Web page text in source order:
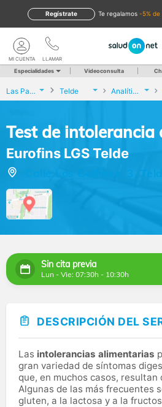
te regalamos -5% de
Regístrate
LLAMAR
MI CUENTA
Especialidades Videoconsulta
Las Palmas Telde Analíticas y Genética
Test de
Eurofins LGS Telde
Calle Los Golfines, 3,
Sin cita previa
Lun - Vie: 07:30h - 10:30h
DESCRIPCIÓN DEL
Las intolerancias alimentarias
gran variedad de síntomas
que, en muchos casos,
Algunas de las más frecuentes
gluten, a la lactosa y a la